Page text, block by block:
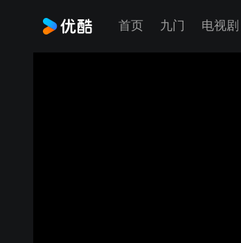
首页 九门 电视剧